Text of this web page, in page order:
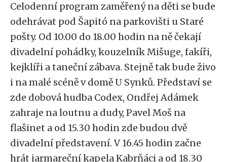
Celodenní program zaměřený na děti se bude
odehrávat pod Šapitó na parkovišti u Staré
pošty. Od 10.00 do 18.00 hodin na ně čekají
divadelní pohádky, kouzelník Mišuge, fakíři,
kejklíři a taneční zábava. Stejně tak bude živo
i na malé scéně v domě U Synků. Představí se
zde dobová hudba Codex, Ondřej Adámek
zahraje na loutnu a dudy, Pavel Moš na
flašinet a od 15.30 hodin zde budou dvě
divadelní představení. V 16.45 hodin začne
hrát jarmareční kapela Kabrňáci a od 18.30